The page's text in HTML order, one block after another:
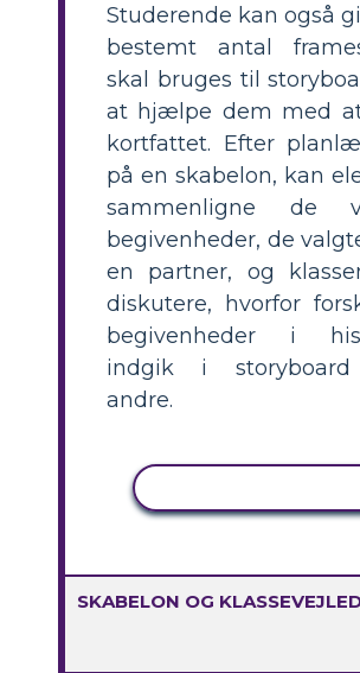
Studerende kan også
bestemt antal
skal bruges til
at hjælpe dem med
kortfattet. Efter
på en skabelon, kan
sammenligne de
begivenheder, de
en partner, og
diskutere, hvorfor
begivenheder i
indgik i
andre.
SKABELON OG